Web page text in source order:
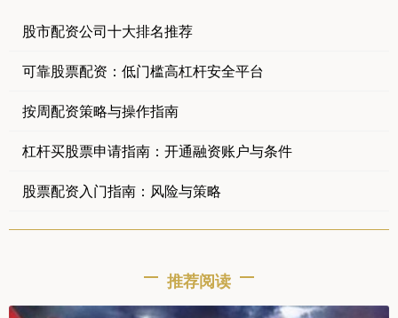
股市配资公司十大排名推荐
可靠股票配资：低门槛高杠杆安全平台
按周配资策略与操作指南
杠杆买股票申请指南：开通融资账户与条件
股票配资入门指南：风险与策略
推荐阅读